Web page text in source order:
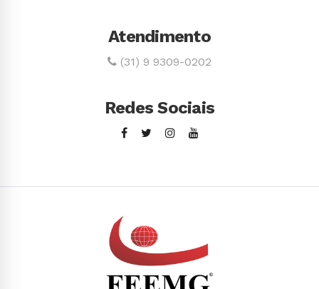
Atendimento
(31) 9 9309-0202
Redes Sociais